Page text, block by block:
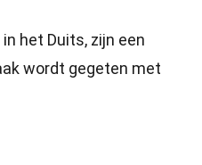
het Duits, zijn een
wordt gegeten met